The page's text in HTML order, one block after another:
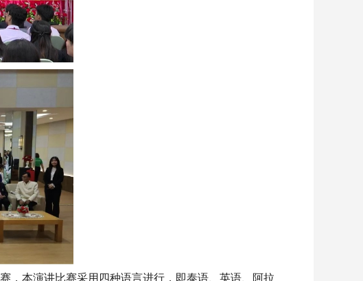
，本演讲比赛采用四种语言进行，即泰语、英语、阿拉